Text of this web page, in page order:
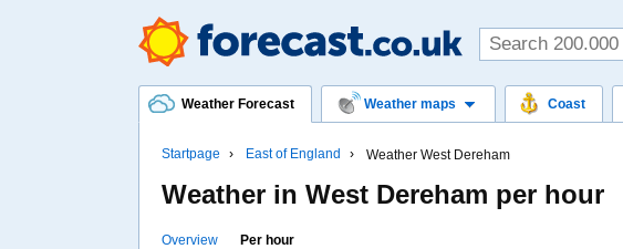
Weather Forecast Weather maps Coast
Startpage East of England Weather West Dereham
Weather in West Dereham per hour
Overview Per hour